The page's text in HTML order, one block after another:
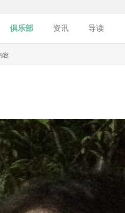
俱乐部 资讯 导读
容